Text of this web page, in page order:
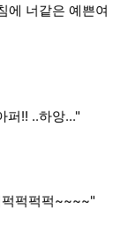
에 너같은 예쁜여
퍼!! ..하앙..."
퍽퍽퍽퍽~~~~"